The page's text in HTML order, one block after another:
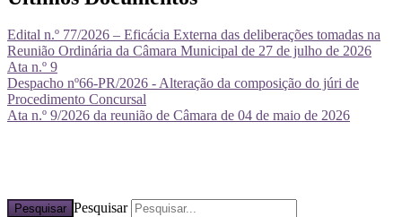
Edital n.º 77/2026 – Eficácia Externa das deliberações tomadas na
Reunião Ordinária da Câmara Municipal de 27 de julho de 2026
Ata n.º 9
Despacho nº66-PR/2026 - Alteração da composição do júri de
Procedimento Concursal
Ata n.º 9/2026 da reunião de Câmara de 04 de maio de 2026
Pesquisar Pesquisar